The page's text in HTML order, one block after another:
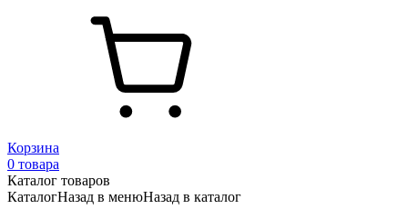
Корзина
0 товара
Каталог товаров
КаталогНазад в менюНазад в каталог